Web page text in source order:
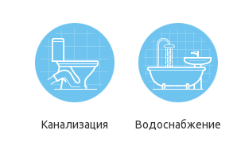
Канализация Водоснабжение